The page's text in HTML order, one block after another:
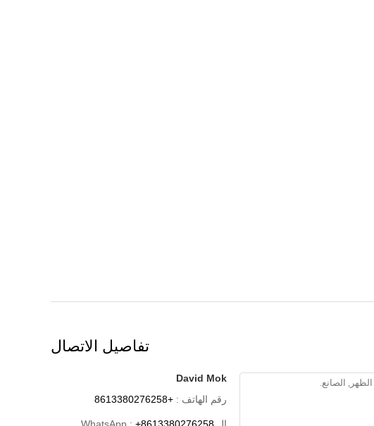
تفاصيل الاتصال
David Mok
رقم الهاتف : +8613380276258